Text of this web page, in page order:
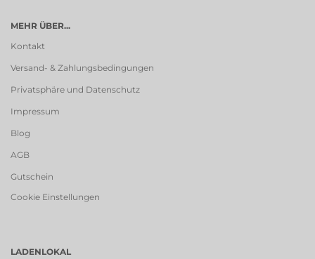
MEHR ÜBER...
Kontakt
Versand- & Zahlungsbedingungen
Privatsphäre und Datenschutz
Impressum
Blog
AGB
Gutschein
Cookie Einstellungen
LADENLOKAL